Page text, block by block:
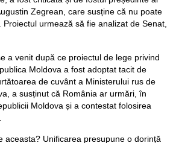
Zegrean, care susține că nu poate
urmează să fie analizat de Senat,
a venit după ce proiectul de lege privind
Moldova a fost adoptat tacit de
de cuvânt a Ministerului rus de
a susținut că România ar urmări, în
Moldova și a contestat folosirea
aceasta? Unificarea presupune o dorință